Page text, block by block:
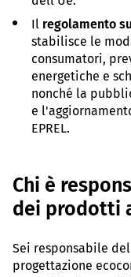
Il regolamento
stabilisce le
consumatori,
energetiche e
nonché la
e
EPREL.
Chi è
dei prodotti
Sei responsabile
progettazione